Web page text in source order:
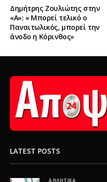
Δημήτρης Ζουλιώτης στην
«Α»: « Μπορεί τελικό ο
Παναιτωλικός, μπορεί την
άνοδο η Κόρινθος»
LATEST POSTS
ΑΘΛΗΤΙΚΆ